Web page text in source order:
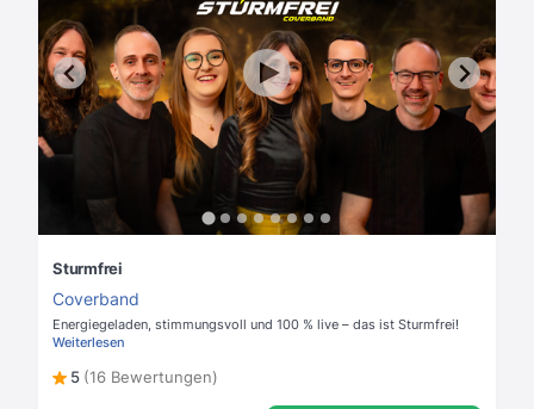
Sturmfrei
Coverband
Energiegeladen, stimmungsvoll und 100 % live – das ist Sturmfrei!
Weiterlesen
5 (16 Bewertungen)